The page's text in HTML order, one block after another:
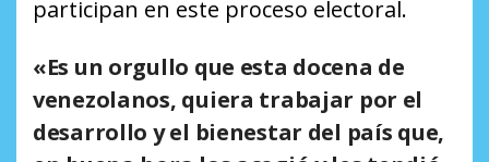
participan en este proceso electoral.
«Es un orgullo que esta docena de
venezolanos, quiera trabajar por el
desarrollo y el bienestar del país que,